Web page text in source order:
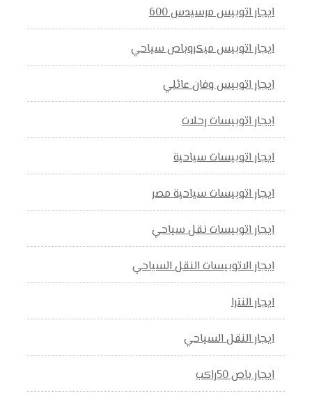
ايجار اتوبيس مرسيدس 600
ايجار اتوبيس ميكروباص سياحي
ايجار اتوبيس وفان عائلي
ايجار اتوبيسات رحلات
ايجار اتوبيسات سياحية
ايجار اتوبيسات سياحية مصر
ايجار اتوبيسات نقل سياحي
ايجار الاتوبيسات النقل السياحي
ايجار النترا
ايجار النقل السياحي
ايجار باص 50راكب